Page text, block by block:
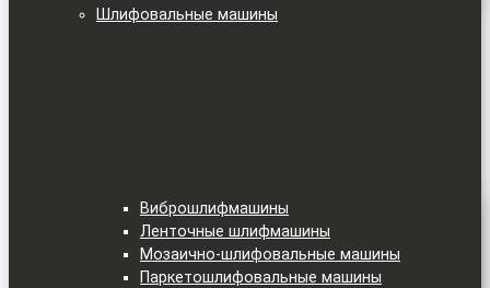
Шлифовальные машины
Виброшлифмашины
Ленточные шлифмашины
Мозаично-шлифовальные машины
Паркетошлифовальные машины